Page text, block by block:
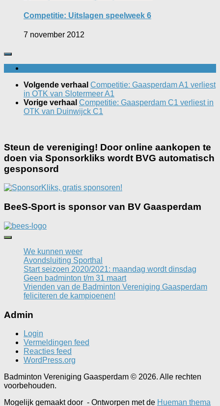
Competitie: Uitslagen speelweek 6
7 november 2012
Volgende verhaal Competitie: Gaasperdam A1 verliest
in OTK van Slotermeer A1
Vorige verhaal Competitie: Gaasperdam C1 verliest in
OTK van Duinwijck C1
Steun de vereniging! Door online aankopen te
doen via Sponsorkliks wordt BVG automatisch
gesponsord
BeeS-Sport is sponsor van BV Gaasperdam
We kunnen weer
Avondsluiting Sporthal
Start seizoen 2020/2021: maandag wordt dinsdag
Geen badminton t/m 31 maart
Vrienden van de Badminton Vereniging Gaasperdam
feliciteren de kampioenen!
Admin
Login
Vermeldingen feed
Reacties feed
WordPress.org
Badminton Vereniging Gaasperdam © 2026. Alle rechten
voorbehouden.
Mogelijk gemaakt door - Ontworpen met de Hueman thema